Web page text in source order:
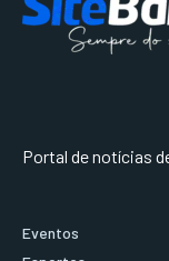
Portal de notícias
Eventos